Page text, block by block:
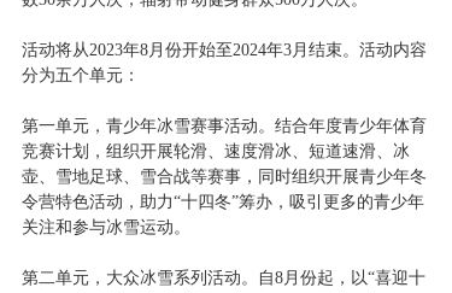
活动将从2023年8月份开始至2024年3月结束。活动内容
分为五个单元：
第一单元，青少年冰雪赛事活动。结合年度青少年体育
竞赛计划，组织开展轮滑、速度滑冰、短道速滑、冰
壶、雪地足球、雪合战等赛事，同时组织开展青少年冬
令营特色活动，助力“十四冬”筹办，吸引更多的青少年
关注和参与冰雪运动。
第二单元，大众冰雪系列活动。自8月份起，以“喜迎十